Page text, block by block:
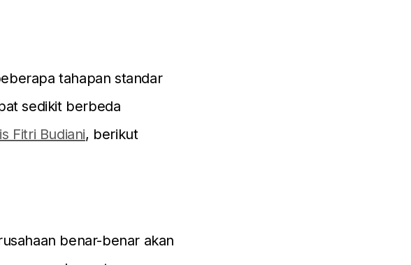
tahapan standar
sedikit berbeda
Fitri Budiani, berikut
benar-benar akan